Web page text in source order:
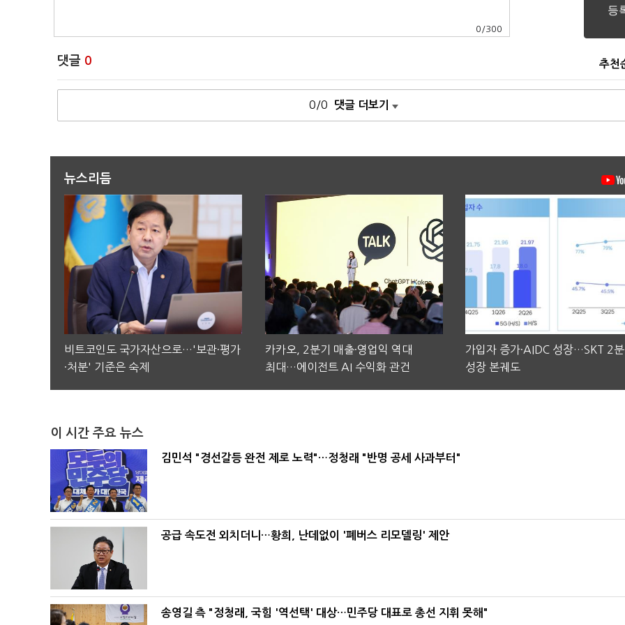
0 /300
댓글 0 추천
0/0 댓글 더보기
뉴스리듬
비트코인도 국가자산으로…'보관·평가
·처분' 기준은 숙제
카카오, 2분기 매출·영업익 역대
최대…에이전트 AI 수익화 관건
가입자 증가·AIDC 성장…SKT 2
성장 본궤도
이 시간 주요 뉴스
김민석 "경선갈등 완전 제로 노력"…정청래 "반명 공세 사과부터"
공급 속도전 외치더니…황희, 난데없이 '폐버스 리모델링' 제안
송영길 측 "정청래, 국힘 '역선택' 대상…민주당 대표로 총선 지휘 못해"